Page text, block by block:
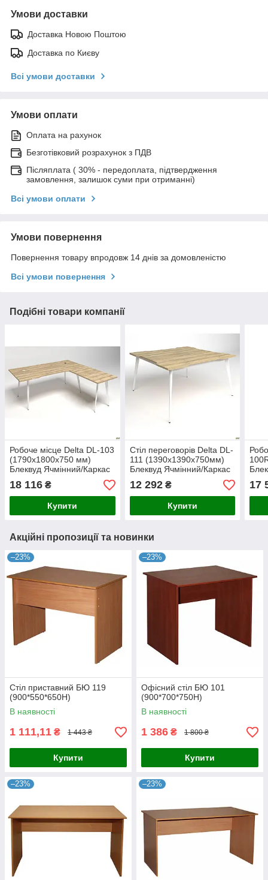
Умови доставки
Доставка Новою Поштою
Доставка по Києву
Всі умови доставки
Умови оплати
Оплата на рахунок
Безготівковий розрахунок з ПДВ
Післяплата ( 30% - передоплата, підтвердження
замовлення, залишок суми при отриманні)
Всі умови оплати
Умови повернення
Повернення товару впродовж 14 днів за домовленістю
Всі умови повернення
Подібні товари компанії
Робоче місце Delta DL-103
(1790х1800х750 мм)
Блеквуд Ячмінний/Каркас
білий
18 116 ₴
Купити
Стіл переговорів Delta DL-
111 (1390х1390х750мм)
Блеквуд Ячмінний/Каркас
білий
12 292₴
Купити
17
Акційні пропозиції та новинки
–23%
Стіл приставний БЮ 119
(900*550*650Н)
В наявності
1 111,11 ₴ 1 443 ₴
Купити
–23%
Офісний стіл БЮ 101
(900*700*750Н)
В наявності
1 386 ₴ 1 800 ₴
Купити
–23% –23%